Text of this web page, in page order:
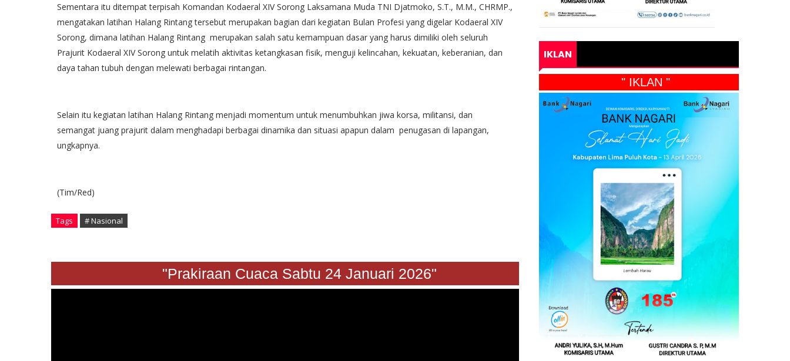
Sementara itu ditempat terpisah Komandan Kodaeral XIV Sorong Laksamana Muda TNI Djatmoko, S.T., M.M., CHRMP.,
mengatakan latihan Halang Rintang tersebut merupakan bagian dari kegiatan Bulan Profesi yang digelar Kodaeral XIV
Sorong, dimana latihan Halang Rintang merupakan salah satu kemampuan dasar yang harus dimiliki oleh seluruh
Prajurit Kodaeral XIV Sorong untuk melatih aktivitas ketangkasan fisik, menguji kelincahan, kekuatan, keberanian, dan
daya tahan tubuh dengan melewati berbagai rintangan.
Selain itu kegiatan latihan Halang Rintang menjadi momentum untuk menumbuhkan jiwa korsa, militansi, dan
semangat juang prajurit dalam menghadapi berbagai dinamika dan situasi apapun dalam penugasan di lapangan,
ungkapnya.
(Tim/Red)
Tags # Nasional
"Prakiraan Cuaca Sabtu 24 Januari 2026"
IKLAN
" IKLAN "